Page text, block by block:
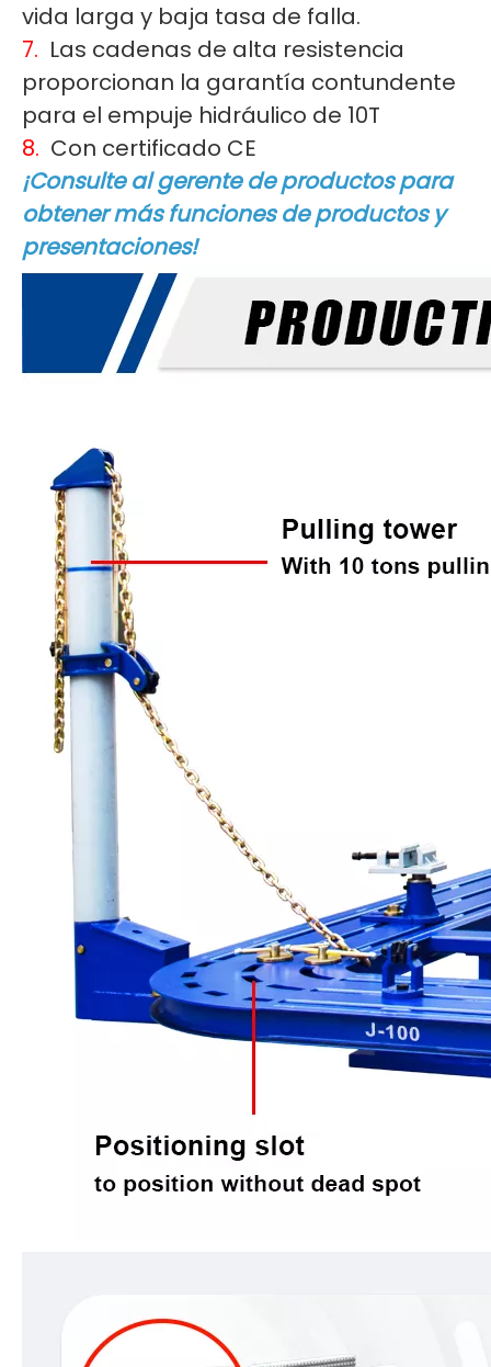
vida larga y baja tasa de falla.
7. Las cadenas de alta resistencia
proporcionan la garantía contundente
para el empuje hidráulico de 10T
8. Con certificado CE
¡Consulte al gerente de productos para
obtener más funciones de productos y
presentaciones!